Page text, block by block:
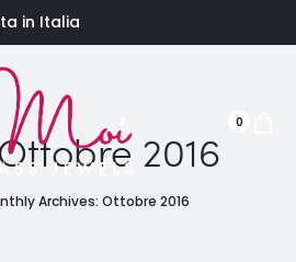
in Italia
0
2016
Archives: Ottobre 2016